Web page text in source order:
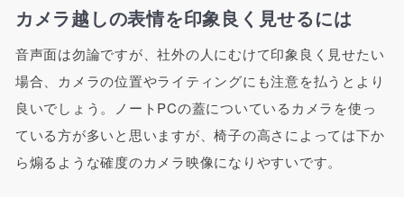
カメラ越しの表情を印象良く見せるには
音声面は勿論ですが、社外の人にむけて印象良く見せたい
場合、カメラの位置やライティングにも注意を払うとより
良いでしょう。ノートPCの蓋についているカメラを使っ
ている方が多いと思いますが、椅子の高さによっては下か
ら煽るような確度のカメラ映像になりやすいです。